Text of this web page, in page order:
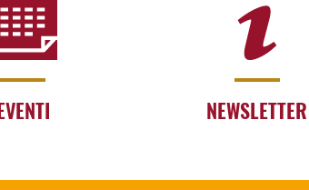
NEWSLETTER